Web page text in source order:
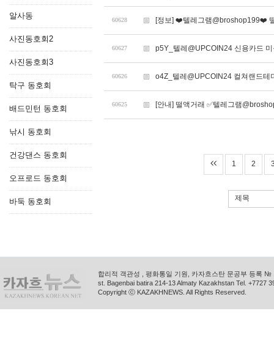
알사동
사진동호회2
사진동호회3
탁구 동호회
배드민턴 동호회
낚시 동호회
건강댄스 동호회
오프로드 동호회
바둑 동호회
60628 [정보] ❤️텔레그램@broshop199❤️
60627 p5Y_텔레@UPCOIN24 신용카드
60626 o4Z_텔레@UPCOIN24 컬쳐랜드테
60625 [안내] 떨액거래 ✅텔레그램
1 2
제목
합리적 객관성 , 평화통일 기원, 카자흐스탄 문공부 등록
st. Bagenbai batira 214-13 Almaty Kazakhstan Tel. +7727
Copyright ⓒ KAZAKHNEWS. All Rights Reserved.